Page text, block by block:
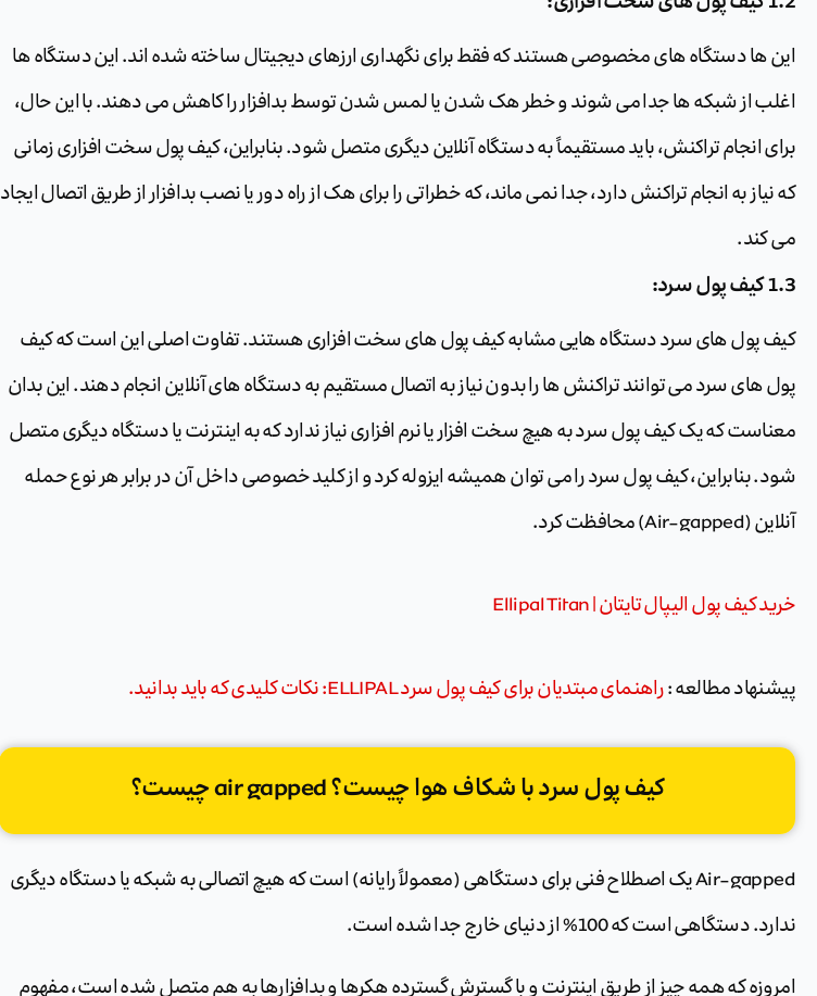
این ها دستگاه های مخصوصی هستند که فقط برای نگهداری ارزهای دیجیتال ساخته شده اند. این دستگاه ها
اغلب از شبکه ها جدا می شوند و خطر هک شدن یا لمس شدن توسط بدافزار را کاهش می دهند. با این حال،
برای انجام تراکنش، باید مستقیماً به دستگاه آنلاین دیگری متصل شود. بنابراین، کیف پول سخت افزاری زمانی
که نیاز به انجام تراکنش دارد، جدا نمی ماند، که خطراتی را برای هک از راه دور یا نصب بدافزار از طریق اتصال ایجاد
می کند.
1.3 کیف پول سرد:
کیف پول های سرد دستگاه هایی مشابه کیف پول های سخت افزاری هستند. تفاوت اصلی این است که کیف
پول های سرد می توانند تراکنش ها را بدون نیاز به اتصال مستقیم به دستگاه های آنلاین انجام دهند. این بدان
معناست که یک کیف پول سرد به هیچ سخت افزار یا نرم افزاری نیاز ندارد که به اینترنت یا دستگاه دیگری متصل
شود. بنابراین، کیف پول سرد را می توان همیشه ایزوله کرد و از کلید خصوصی داخل آن در برابر هر نوع حمله
آنلاین (Air-gapped) محافظت کرد.
خرید کیف‌ پول الیپال تایتان | Ellipal Titan
پیشنهاد مطالعه : راهنمای مبتدیان برای کیف پول سرد ELLIPAL: نکات کلیدی که باید بدانید.
کیف پول سرد با شکاف هوا چیست؟ air gapped چیست؟
Air-gapped یک اصطلاح فنی برای دستگاهی (معمولاً رایانه) است که هیچ اتصالی به شبکه یا دستگاه دیگری
ندارد. دستگاهی است که 100% از دنیای خارج جدا شده است.
امروزه که همه چیز از طریق اینترنت و با گسترش گسترده هکرها و بدافزارها به هم متصل شده است، مفهوم